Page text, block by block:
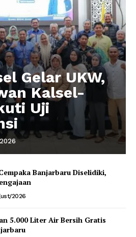
Gelar UKW,
Kalsel-
Uji
Banjarbaru Diselidiki,
2026
5.000 Liter Air Bersih Gratis